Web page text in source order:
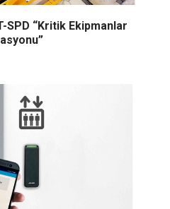
SPD “Kritik Ekipmanlar